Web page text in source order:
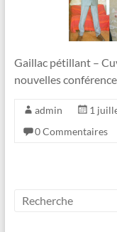
Gaillac pétillant –
nouvelles
admin 1
0 Commentaires